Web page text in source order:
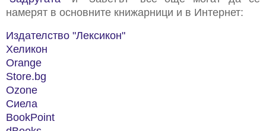
намерят в основните книжарници и в Интернет:
Издателство "Лексикон"
Хеликон
Orange
Store.bg
Ozone
Сиела
BookPoint